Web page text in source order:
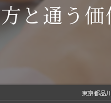
と通う
東京都品